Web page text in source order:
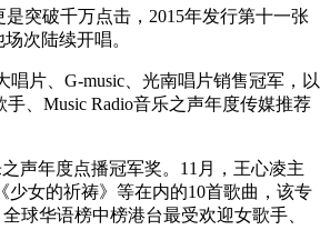
突破千万点击，2015年发行第十一张
次陆续开唱。
片、G-music、光南唱片销售冠军，以
、Music Radio音乐之声年度传媒推荐
声年度点播冠军奖。11月，王心凌主
女的祈祷》等在内的10首歌曲，该专
球华语榜中榜港台最受欢迎女歌手、